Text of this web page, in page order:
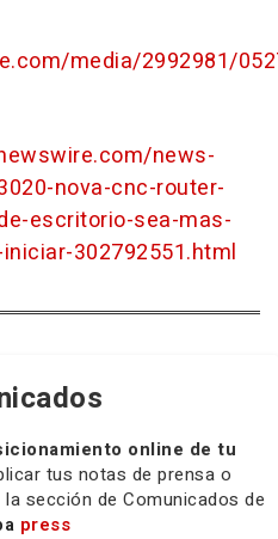
media/2992981/
news-
nova-cnc-router-
escritorio-sea-mas-
302792551.html
online de tu
tus notas de prensa o
sección de Comunicados de
press